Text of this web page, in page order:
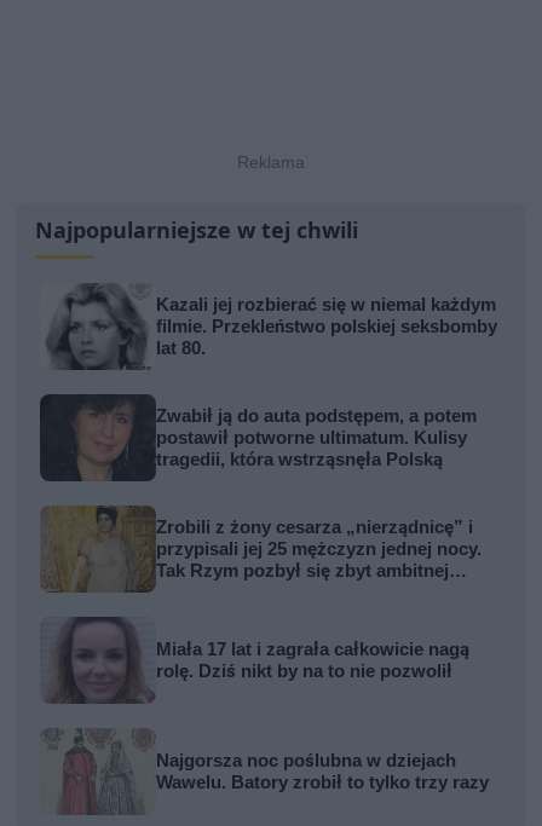
Najpopularniejsze w tej chwili
Kazali jej rozbierać się w niemal każdym
filmie. Przekleństwo polskiej seksbomby
lat 80.
Zwabił ją do auta podstępem, a potem
postawił potworne ultimatum. Kulisy
tragedii, która wstrząsnęła Polską
Zrobili z żony cesarza „nierządnicę” i
przypisali jej 25 mężczyzn jednej nocy.
Tak Rzym pozbył się zbyt ambitnej
Miała 17 lat i zagrała całkowicie nagą
rolę. Dziś nikt by na to nie pozwolił
Najgorsza noc poślubna w dziejach
Wawelu. Batory zrobił to tylko trzy razy